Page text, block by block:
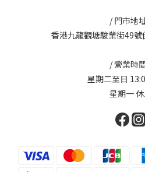
/ 門市地
香港九龍觀塘駿業街49
/ 營業時
星期二至日
星期一